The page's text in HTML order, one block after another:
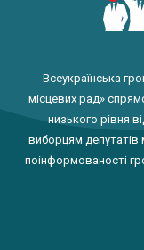
Всеукраїнська
місцевих рад»
низького рівня
виборцям депутатів
поінформованості